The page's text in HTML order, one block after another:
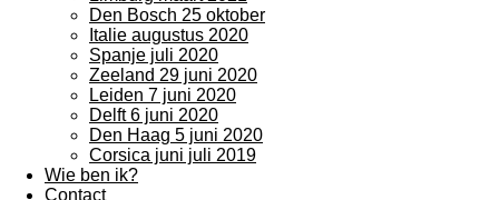
Den Bosch 25 oktober
Italie augustus 2020
Spanje juli 2020
Zeeland 29 juni 2020
Leiden 7 juni 2020
Delft 6 juni 2020
Den Haag 5 juni 2020
Corsica juni juli 2019
Wie ben ik?
Contact